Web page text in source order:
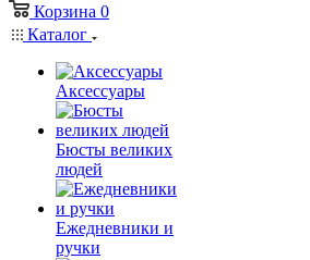
Корзина 0
Каталог
Аксессуары
Бюсты великих
людей
Ежедневники и
ручки